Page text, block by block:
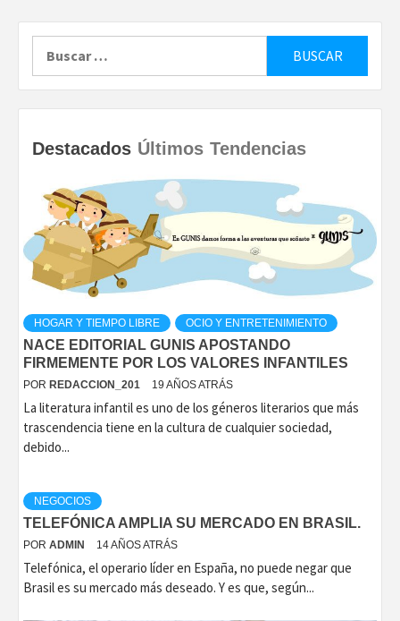
Destacados Últimos Tendencias
HOGAR Y TIEMPO LIBRE OCIO Y ENTRETENIMIENTO
NACE EDITORIAL GUNIS APOSTANDO
FIRMEMENTE POR LOS VALORES INFANTILES
POR REDACCION_201 19 AÑOS ATRÁS
La literatura infantil es uno de los géneros literarios que más
trascendencia tiene en la cultura de cualquier sociedad,
debido...
NEGOCIOS
TELEFÓNICA AMPLIA SU MERCADO EN BRASIL.
POR ADMIN 14 AÑOS ATRÁS
Telefónica, el operario líder en España, no puede negar que
Brasil es su mercado más deseado. Y es que, según...